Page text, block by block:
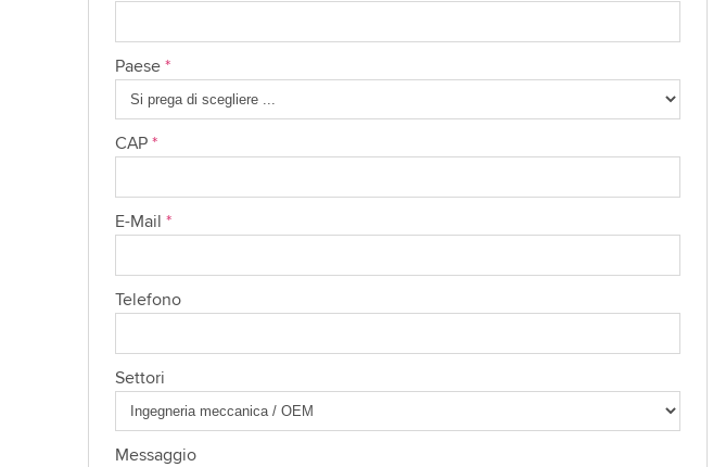
Paese *
CAP *
E-Mail *
Telefono
Settori
Messaggio